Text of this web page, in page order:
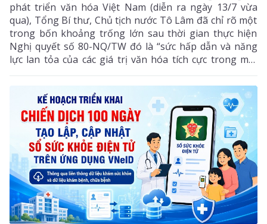
phát triển văn hóa Việt Nam (diễn ra ngày 13/7 vừa
qua), Tổng Bí thư, Chủ tịch nước Tô Lâm đã chỉ rõ một
trong bốn khoảng trống lớn sau thời gian thực hiện
Nghị quyết số 80-NQ/TW đó là “sức hấp dẫn và năng
lực lan tỏa của các giá trị văn hóa tích cực trong môi
trường số chưa theo kịp tốc độ phát triển của các nền
tảng và nội dung số”. Đây là điểm nghẽn đang cản trở
quá trình chuyển hóa văn hóa thành nguồn lực nội
sinh, sức mạnh mềm và động lực phát triển đất nước.